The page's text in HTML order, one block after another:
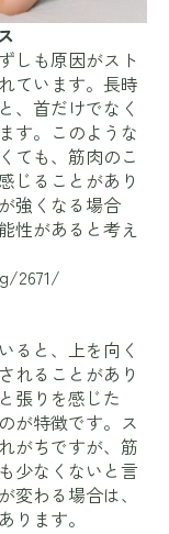
しも原因がスト
ています。長時
、首だけでなく
す。このような
ても、筋肉のこ
じることがあり
強くなる場合
性があると考え
2671/
ると、上を向く
れることがあり
張りを感じた
が特徴です。ス
がちですが、筋
少なくないと言
わる場合は、
ります。